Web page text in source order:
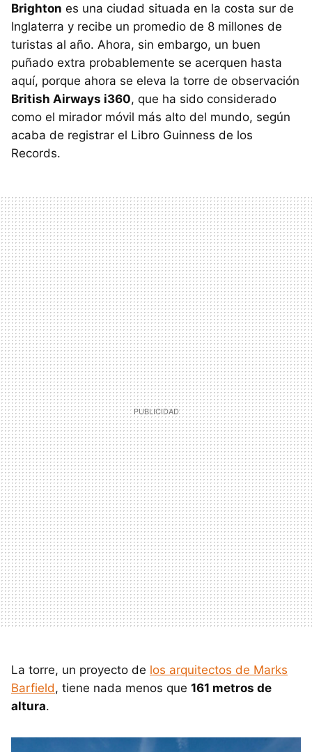
Brighton es una ciudad situada en la costa sur de
Inglaterra y recibe un promedio de 8 millones de
turistas al año. Ahora, sin embargo, un buen
puñado extra probablemente se acerquen hasta
aquí, porque ahora se eleva la torre de observación
British Airways i360, que ha sido considerado
como el mirador móvil más alto del mundo, según
acaba de registrar el Libro Guinness de los
Records.
La torre, un proyecto de los arquitectos de Marks
Barfield, tiene nada menos que 161 metros de
altura.